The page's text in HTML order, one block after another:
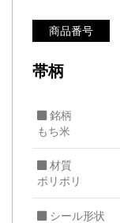
商品番号
帯柄
銘柄
もち米
材質
ポリポリ
シール形状